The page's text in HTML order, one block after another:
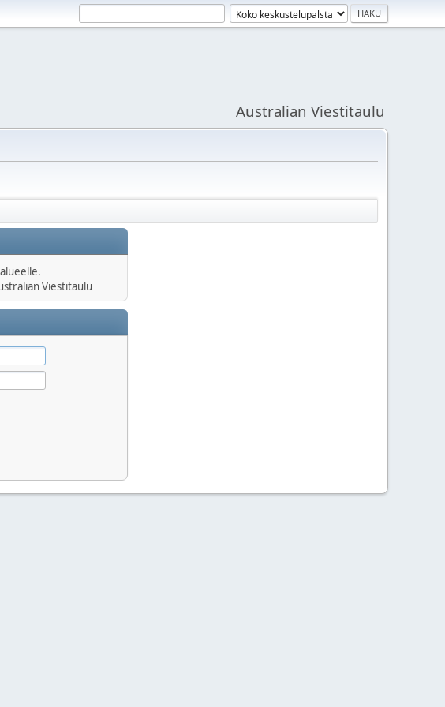
Australian Viestitaulu
Viestitaulu